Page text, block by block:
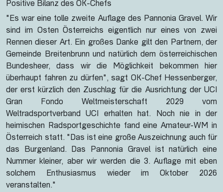
Positive Bilanz des OK-Chefs
"Es war eine tolle zweite Auflage des Pannonia Gravel. Wir
sind im Osten Österreichs eigentlich nur eines von zwei
Rennen dieser Art. Ein großes Danke gilt den Partnern, der
Gemeinde Breitenbrunn und natürlich dem österreichischen
Bundesheer, dass wir die Möglichkeit bekommen hier
überhaupt fahren zu dürfen", sagt OK-Chef Hessenberger,
der erst kürzlich den Zuschlag für die Ausrichtung der UCI
Gran Fondo Weltmeisterschaft 2029 vom
Weltradsportverband UCI erhalten hat. Noch nie in der
heimischen Radsportgeschichte fand eine Amateur-WM in
Österreich statt. "Das ist eine große Auszeichnung auch für
das Burgenland. Das Pannonia Gravel ist natürlich eine
Nummer kleiner, aber wir werden die 3. Auflage mit eben
solchem Enthusiasmus wieder im Oktober 2026
veranstalten."